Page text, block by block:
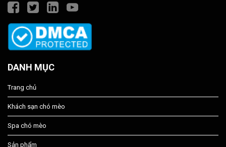
DANH MỤC
Trang chủ
Khách sạn chó mèo
Spa chó mèo
Sản phẩm